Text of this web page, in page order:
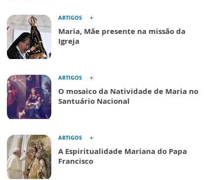
ARTIGOS
Maria, Mãe presente na missão da
Igreja
ARTIGOS
O mosaico da Natividade de Maria no
Santuário Nacional
ARTIGOS
A Espiritualidade Mariana do Papa
Francisco